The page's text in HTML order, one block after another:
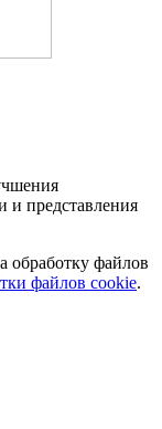
и представления
обработку файлов
файлов cookie.